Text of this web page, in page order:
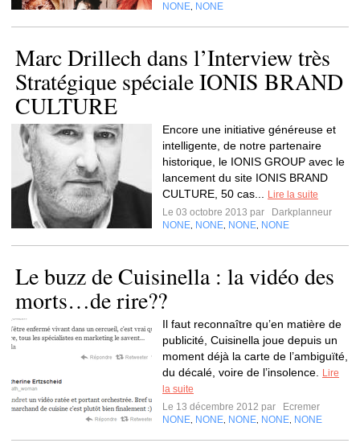
NONE NONE
Marc Drillech dans l’Interview très
Stratégique spéciale IONIS BRAND
CULTURE
Encore une initiative généreuse et
intelligente, de notre partenaire
historique, le IONIS GROUP avec le
lancement du site IONIS BRAND
CULTURE, 50 cas...
Lire la suite
Le 03 octobre 2013 par
Darkplanneur
NONE NONE NONE NONE
Le buzz de Cuisinella : la vidéo des
morts…de rire??
Il faut reconnaître qu’en matière de
publicité, Cuisinella joue depuis un
moment déjà la carte de l’ambiguïté,
du décalé, voire de l’insolence.
Lire
la suite
Le 13 décembre 2012 par
Ecremer
NONE NONE NONE NONE NONE